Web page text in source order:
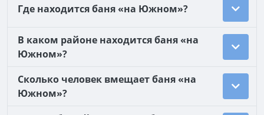
Где находится баня «на Южном»?
В каком районе находится баня «на
Южном»?
Сколько человек вмещает баня «на
Южном»?